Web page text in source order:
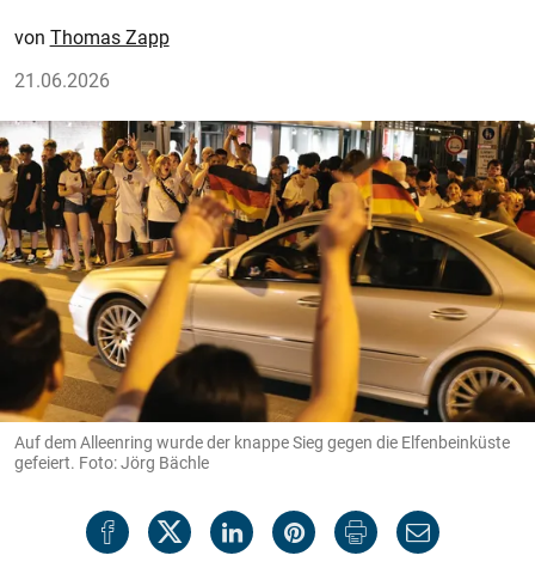
Thomas Zapp
21.06.2026
Auf dem Alleenring wurde der knappe Sieg gegen die Elfenbeinküste
gefeiert. Foto: Jörg Bächle